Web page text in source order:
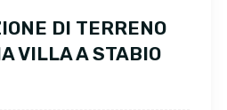
DI TERRENO
VILLA A STABIO